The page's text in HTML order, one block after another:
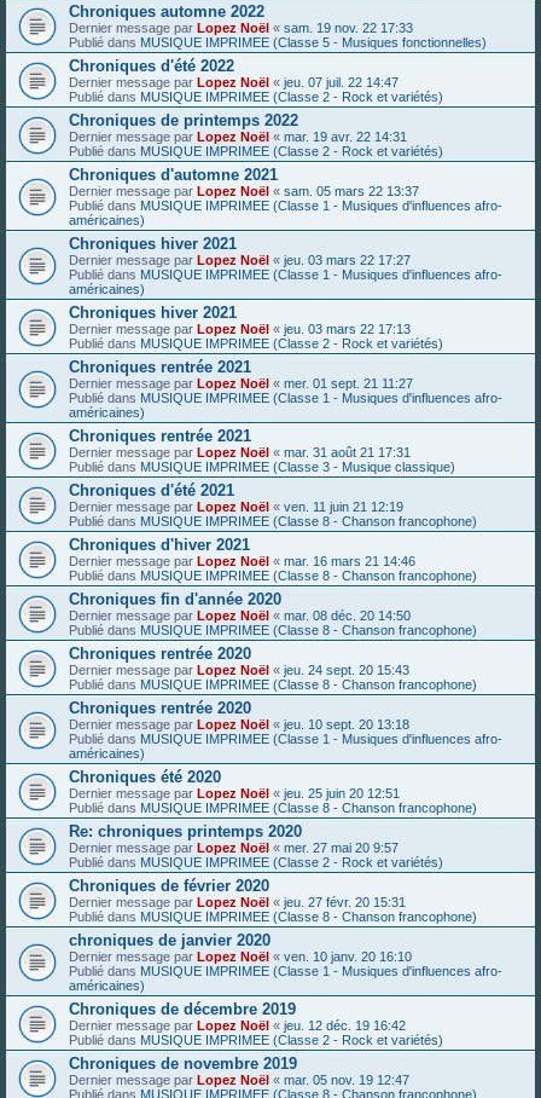
Chroniques automne 2022
Dernier message par Lopez Noël « sam. 19 nov. 22 17:33
Publié dans MUSIQUE IMPRIMEE (Classe 5 - Musiques fonctionnelles)
Chroniques d'été 2022
Dernier message par Lopez Noël « jeu. 07 juil. 22 14:47
Publié dans MUSIQUE IMPRIMEE (Classe 2 - Rock et variétés)
Chroniques de printemps 2022
Dernier message par Lopez Noël « mar. 19 avr. 22 14:31
Publié dans MUSIQUE IMPRIMEE (Classe 2 - Rock et variétés)
Chroniques d'automne 2021
Dernier message par Lopez Noël « sam. 05 mars 22 13:37
Publié dans MUSIQUE IMPRIMEE (Classe 1 - Musiques d'influences afro-
américaines)
Chroniques hiver 2021
Dernier message par Lopez Noël « jeu. 03 mars 22 17:27
Publié dans MUSIQUE IMPRIMEE (Classe 1 - Musiques d'influences afro-
américaines)
Chroniques hiver 2021
Dernier message par Lopez Noël « jeu. 03 mars 22 17:13
Publié dans MUSIQUE IMPRIMEE (Classe 2 - Rock et variétés)
Chroniques rentrée 2021
Dernier message par Lopez Noël « mer. 01 sept. 21 11:27
Publié dans MUSIQUE IMPRIMEE (Classe 1 - Musiques d'influences afro-
américaines)
Chroniques rentrée 2021
Dernier message par Lopez Noël « mar. 31 août 21 17:31
Publié dans MUSIQUE IMPRIMEE (Classe 3 - Musique classique)
Chroniques d'été 2021
Dernier message par Lopez Noël « ven. 11 juin 21 12:19
Publié dans MUSIQUE IMPRIMEE (Classe 8 - Chanson francophone)
Chroniques d'hiver 2021
Dernier message par Lopez Noël « mar. 16 mars 21 14:46
Publié dans MUSIQUE IMPRIMEE (Classe 8 - Chanson francophone)
Chroniques fin d'année 2020
Dernier message par Lopez Noël « mar. 08 déc. 20 14:50
Publié dans MUSIQUE IMPRIMEE (Classe 8 - Chanson francophone)
Chroniques rentrée 2020
Dernier message par Lopez Noël « jeu. 24 sept. 20 15:43
Publié dans MUSIQUE IMPRIMEE (Classe 8 - Chanson francophone)
Chroniques rentrée 2020
Dernier message par Lopez Noël « jeu. 10 sept. 20 13:18
Publié dans MUSIQUE IMPRIMEE (Classe 1 - Musiques d'influences afro-
américaines)
Chroniques été 2020
Dernier message par Lopez Noël « jeu. 25 juin 20 12:51
Publié dans MUSIQUE IMPRIMEE (Classe 8 - Chanson francophone)
Re: chroniques printemps 2020
Dernier message par Lopez Noël « mer. 27 mai 20 9:57
Publié dans MUSIQUE IMPRIMEE (Classe 2 - Rock et variétés)
Chroniques de février 2020
Dernier message par Lopez Noël « jeu. 27 févr. 20 15:31
Publié dans MUSIQUE IMPRIMEE (Classe 8 - Chanson francophone)
chroniques de janvier 2020
Dernier message par Lopez Noël « ven. 10 janv. 20 16:10
Publié dans MUSIQUE IMPRIMEE (Classe 1 - Musiques d'influences afro-
américaines)
Chroniques de décembre 2019
Dernier message par Lopez Noël « jeu. 12 déc. 19 16:42
Publié dans MUSIQUE IMPRIMEE (Classe 2 - Rock et variétés)
Chroniques de novembre 2019
Dernier message par Lopez Noël « mar. 05 nov. 19 12:47
Publié dans MUSIQUE IMPRIMEE (Classe 8 - Chanson francophone)